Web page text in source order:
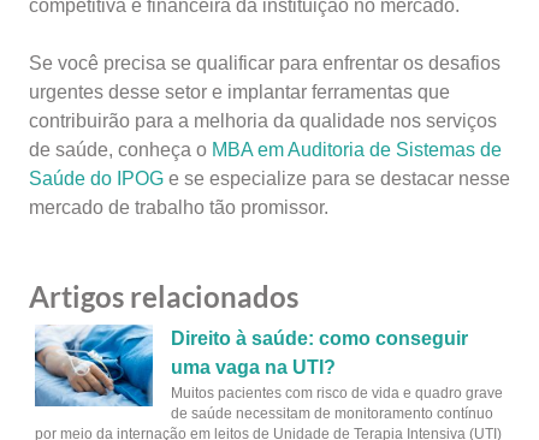
competitiva e financeira da instituição no mercado.
Se você precisa se qualificar para enfrentar os desafios
urgentes desse setor e implantar ferramentas que
contribuirão para a melhoria da qualidade nos serviços
de saúde, conheça o MBA em Auditoria de Sistemas de
Saúde do IPOG e se especialize para se destacar nesse
mercado de trabalho tão promissor.
Artigos relacionados
Direito à saúde: como conseguir
uma vaga na UTI?
Muitos pacientes com risco de vida e quadro grave
de saúde necessitam de monitoramento contínuo
por meio da internação em leitos de Unidade de Terapia Intensiva (UTI)